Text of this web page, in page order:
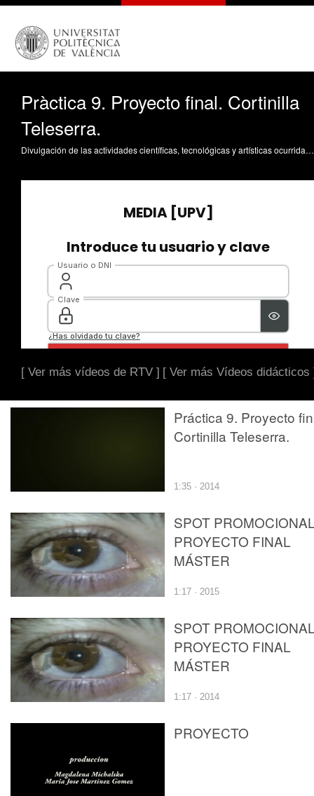
Pràctica 9. Proyecto final. Cortinilla
Teleserra.
Divulgación de las actividades científicas, tecnológicas y artísticas ocurridas en los tres campus de la UPV
[ Ver más vídeos de RTV ] [ Ver más Vídeos didácticos
Práctica 9. Proyecto
Cortinilla Teleserra.
1:35 · 2014
SPOT
PROYECTO FINAL
MÁSTER
1:17 · 2015
SPOT
PROYECTO FINAL
MÁSTER
1:17 · 2014
PROYECTO